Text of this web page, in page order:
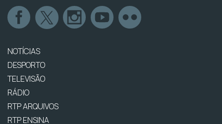
NOTÍCIAS
DESPORTO
TELEVISÃO
RÁDIO
RTP ARQUIVOS
RTP ENSINA